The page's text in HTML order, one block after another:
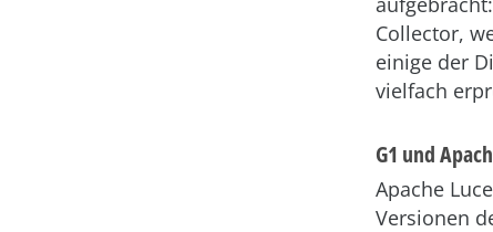
Collector,
einige der
vielfach
G1 und
Apache
Versionen